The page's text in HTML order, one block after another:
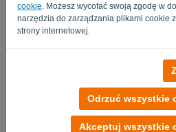
cookie . Możesz wycofać swoją zgodę w
narzędzia do zarządzania plikami cookie
strony internetowej.
Odrzuć wszystkie
Akceptuj wszystkie
Wypróbuj teraz
Polityka Prywatności-Regulamin